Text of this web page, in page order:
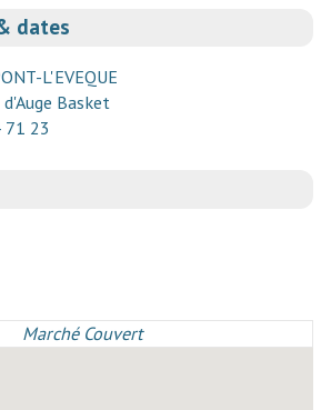
dates
L'EVEQUE
Basket
23
Marché Couvert